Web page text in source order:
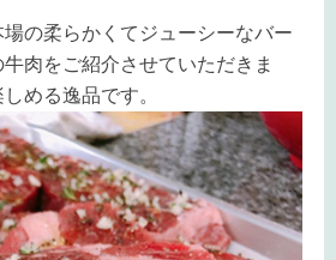
の柔らかくてジューシーなバー
肉をご紹介させていただきま
める逸品です。